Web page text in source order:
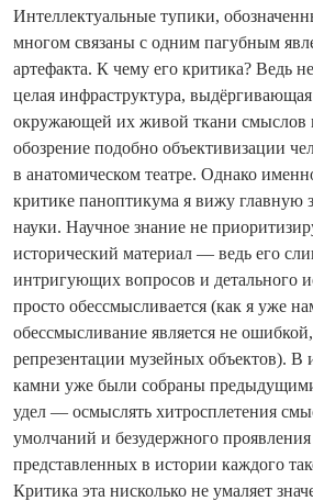
Интеллектуальные тупики,
многом связаны с одним пагубным
артефакта. К чему его критика? Ведь
целая инфраструктура,
окружающей их живой ткани
обозрение подобно объективизации
в анатомическом театре. Однако
критике паноптикума я вижу главную
науки. Научное знание не
исторический материал — ведь его
интригующих вопросов и детального
просто обессмысливается (как я уже
обессмысливание является не
репрезентации музейных объектов). В
камни уже были собраны
удел — осмыслять хитросплетения
умолчаний и безудержного
представленных в истории каждого
Критика эта нисколько не умаляет